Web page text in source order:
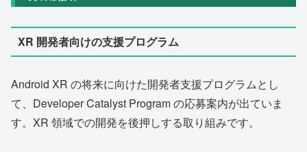
XR 開発者向けの支援プログラム
Android XR の将来に向けた開発者支援プログラムとし
て、Developer Catalyst Program の応募案内が出ていま
す。XR 領域での開発を後押しする取り組みです。